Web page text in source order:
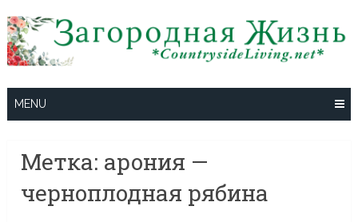
to
content
MENU
Метка: арония —
черноплодная рябина